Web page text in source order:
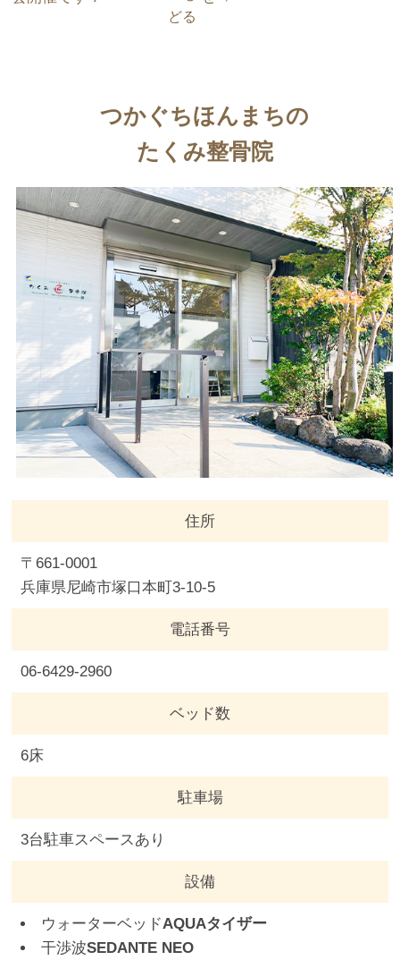
e
k
er
どる
つかぐちほんまちの
たくみ整骨院
住所
〒661-0001
兵庫県尼崎市塚口本町3-10-5
電話番号
06-6429-2960
ベッド数
6床
駐車場
3台駐車スペースあり
設備
ウォーターベッドAQUAタイザー
干渉波SEDANTE NEO